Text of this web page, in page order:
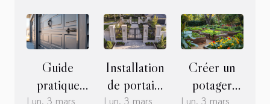
Guide
pratique
Lun. 3 mars
Installation
de portails
Lun. 3 mars
Créer un
potager
Lun. 3 mars